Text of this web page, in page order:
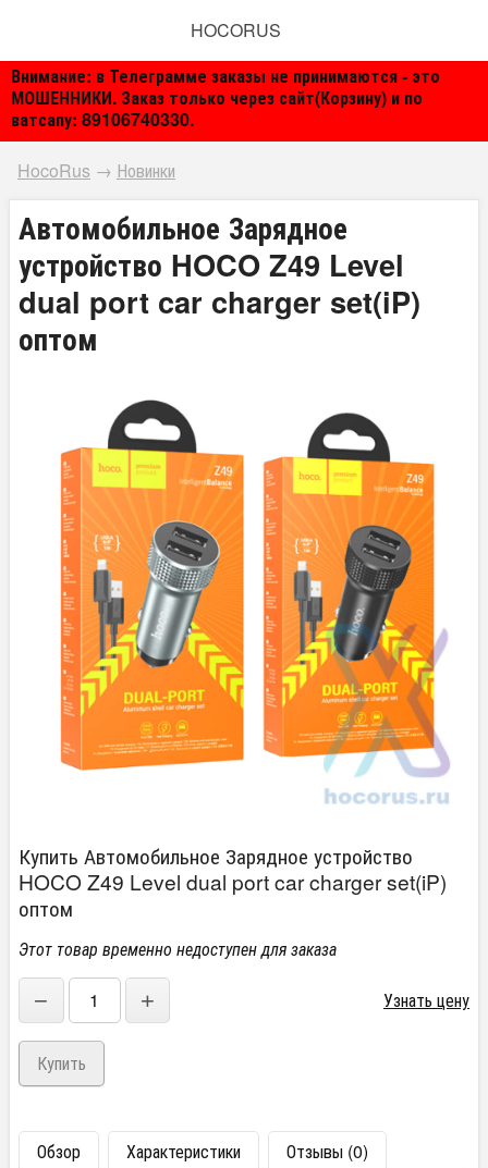
Внимание: в Телеграмме заказы не принимаются - это
МОШЕННИКИ. Заказ только через сайт(Корзину) и по
ватсапу: 89106740330.
HOCORUS
HocoRus → Новинки
Автомобильное Зарядное
устройство HOCO Z49 Level
dual port car charger set(iP)
оптом
Купить Автомобильное Зарядное устройство
HOCO Z49 Level dual port car charger set(iP)
оптом
Этот товар временно недоступен для заказа
− + Узнать цену
Обзор Характеристики
Отзывы (0)